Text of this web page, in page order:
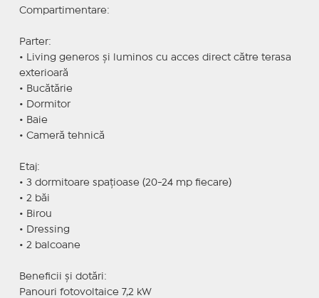
Compartimentare:
Parter:
• Living generos și luminos cu acces direct către terasa
exterioară
• Bucătărie
• Dormitor
• Baie
• Cameră tehnică
Etaj:
• 3 dormitoare spațioase (20-24 mp fiecare)
• 2 băi
• Birou
• Dressing
• 2 balcoane
Beneficii și dotări:
Panouri fotovoltaice 7,2 kW